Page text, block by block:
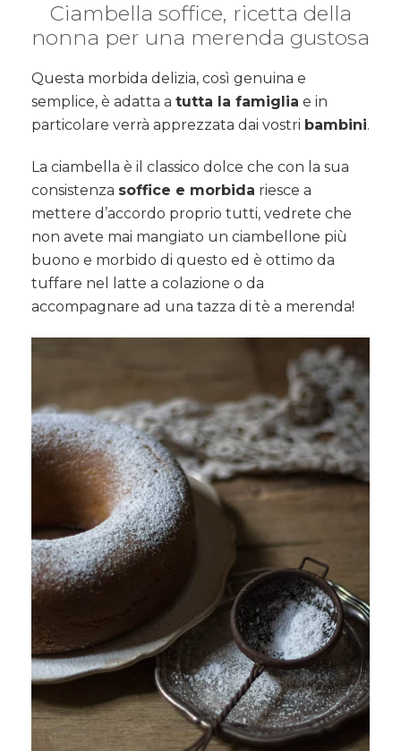
Ciambella soffice, ricetta della
nonna per una merenda gustosa
Questa morbida delizia, così genuina e
semplice, è adatta a tutta la famiglia e in
particolare verrà apprezzata dai vostri bambini.
La ciambella è il classico dolce che con la sua
consistenza soffice e morbida riesce a
mettere d’accordo proprio tutti, vedrete che
non avete mai mangiato un ciambellone più
buono e morbido di questo ed è ottimo da
tuffare nel latte a colazione o da
accompagnare ad una tazza di tè a merenda!